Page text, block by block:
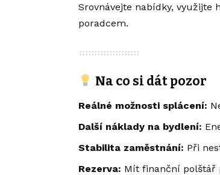
Srovnávejte nabídky,
poradcem.
Na co si dát pozor
Reálné možnosti splácení:
Další náklady na bydlení:
Stabilita zaměstnání: Při
Rezerva: Mít finanční polštář